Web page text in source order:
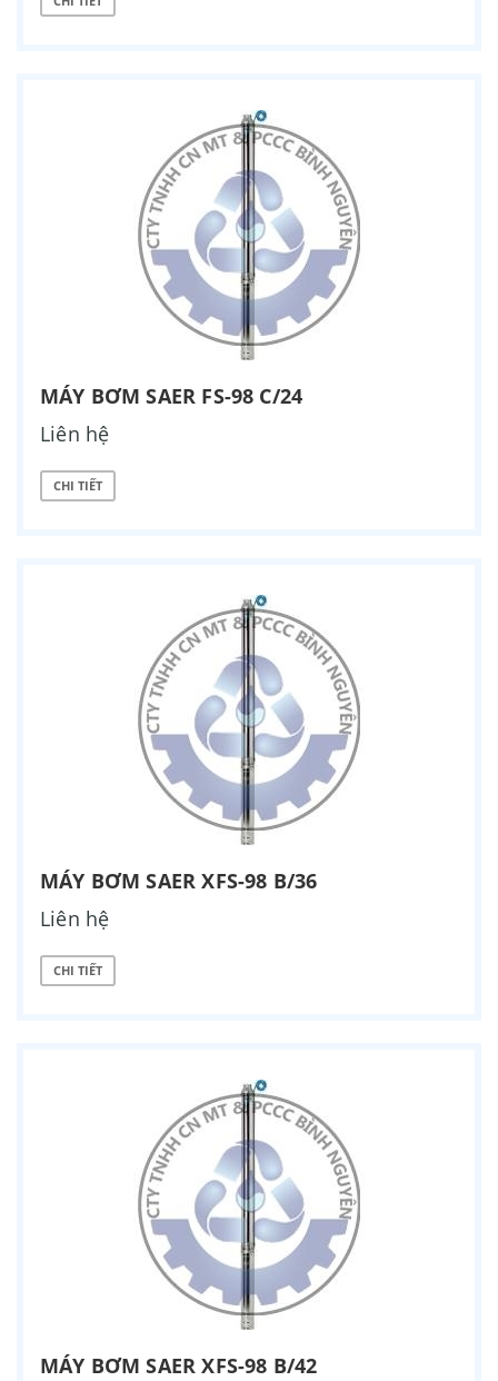
MÁY BƠM SAER FS-98 C/24
Liên hệ
CHI TIẾT
MÁY BƠM SAER XFS-98 B/36
Liên hệ
CHI TIẾT
MÁY BƠM SAER XFS-98 B/42